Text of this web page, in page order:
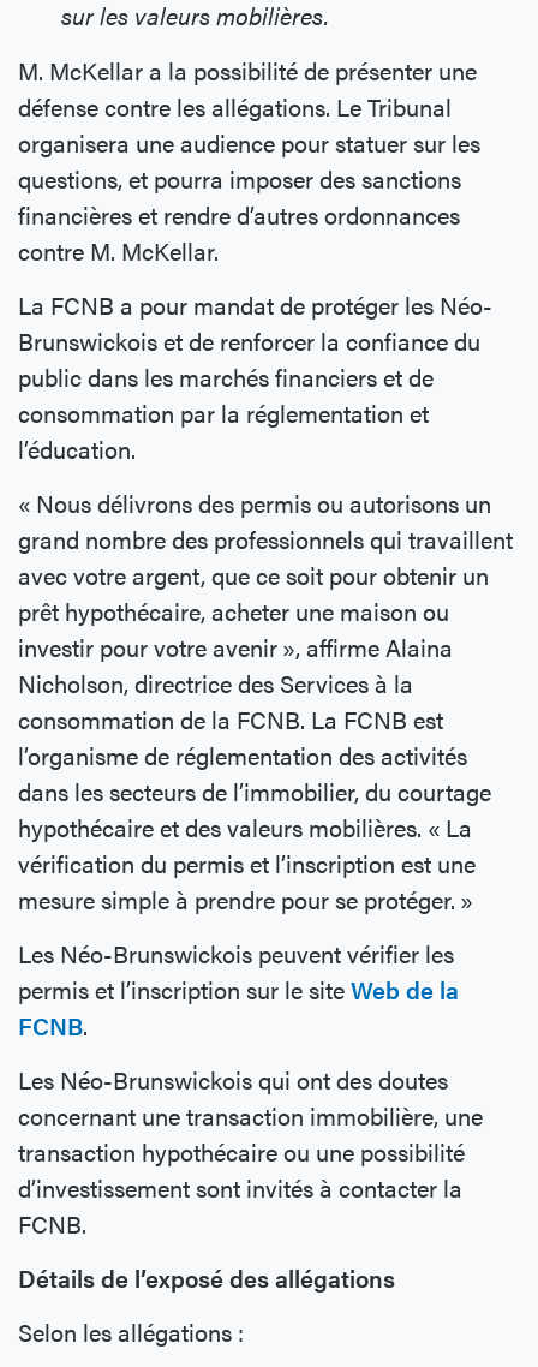
sur les valeurs mobilières.
M. McKellar a la possibilité de présenter une
défense contre les allégations. Le Tribunal
organisera une audience pour statuer sur les
questions, et pourra imposer des sanctions
financières et rendre d’autres ordonnances
contre M. McKellar.
La FCNB a pour mandat de protéger les Néo-
Brunswickois et de renforcer la confiance du
public dans les marchés financiers et de
consommation par la réglementation et
l’éducation.
« Nous délivrons des permis ou autorisons un
grand nombre des professionnels qui travaillent
avec votre argent, que ce soit pour obtenir un
prêt hypothécaire, acheter une maison ou
investir pour votre avenir », affirme Alaina
Nicholson, directrice des Services à la
consommation de la FCNB. La FCNB est
l’organisme de réglementation des activités
dans les secteurs de l’immobilier, du courtage
hypothécaire et des valeurs mobilières. « La
vérification du permis et l’inscription est une
mesure simple à prendre pour se protéger. »
Les Néo-Brunswickois peuvent vérifier les
permis et l’inscription sur le siteWeb de la
FCNB.
Les Néo-Brunswickois qui ont des doutes
concernant une transaction immobilière, une
transaction hypothécaire ou une possibilité
d’investissement sont invités à contacter la
FCNB.
Détails de l’exposé des allégations
Selon les allégations :